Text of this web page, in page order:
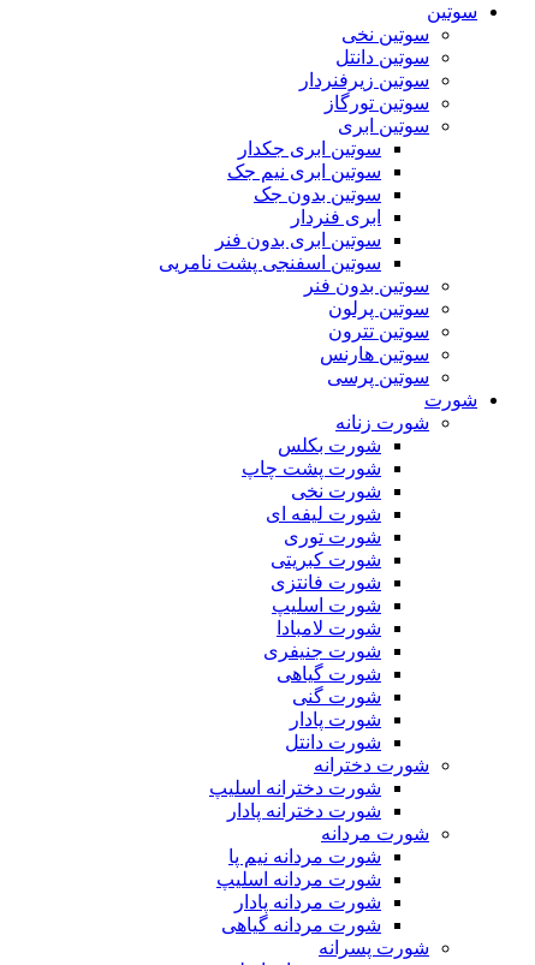
سوتین
سوتین نخی
سوتین دانتل
سوتین زیرفنردار
سوتین تورگاز
سوتین ابری
سوتین ابری جکدار
سوتین ابری نیم جک
سوتین بدون جک
ابری فنردار
سوتین ابری بدون فنر
سوتین اسفنجی پشت نامریی
سوتین بدون فنر
سوتین پرلون
سوتین تترون
سوتین هارنس
سوتین پرسی
شورت
شورت زنانه
شورت بکلس
شورت پشت چاپ
شورت نخی
شورت لیفه ای
شورت توری
شورت کبریتی
شورت فانتزی
شورت اسلیپ
شورت لامبادا
شورت جنیفری
شورت گیاهی
شورت گنی
شورت پادار
شورت دانتل
شورت دخترانه
شورت دخترانه اسلیپ
شورت دخترانه پادار
شورت مردانه
شورت مردانه نیم پا
شورت مردانه اسلیپ
شورت مردانه پادار
شورت مردانه گیاهی
شورت پسرانه